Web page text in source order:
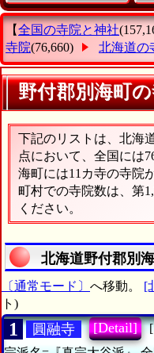
【全国の寺院と神社
寺院(76,660) 北海道の
野付郡別海町
下記のリストは、北海
点において、全国には
海町には11カ寺の寺院
町村での寺院数は、第
ください。
北海道野付郡別
〔通常モード〕 へ移動。 [
ト)
1 圓融寺 [Detail]